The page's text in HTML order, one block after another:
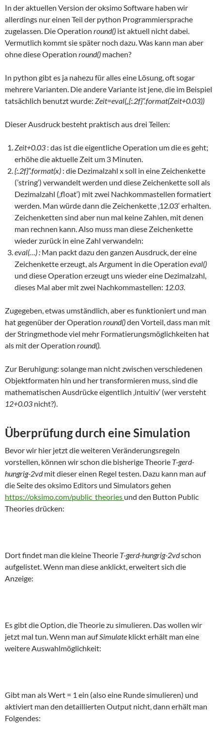
In der aktuellen Version der oksimo Software haben wir
allerdings nur einen Teil der python Programmiersprache
zugelassen. Die Operation round() ist aktuell nicht dabei.
Vermutlich kommt sie später noch dazu. Was kann man aber
ohne diese Operation round() machen?
In python gibt es ja nahezu für alles eine Lösung, oft sogar
mehrere Varianten. Die andere Variante ist jene, die im Beispiel
tatsächlich benutzt wurde: Zeit=eval(„{:.2f}“.format(Zeit+0.03))
Dieser Ausdruck besteht praktisch aus drei Teilen:
Zeit+0.03 : das ist die eigentliche Operation um die es geht;
erhöhe die aktuelle Zeit um 3 Minuten.
{:.2f}“.format(x) : die Dezimalzahl x soll in eine Zeichenkette
(’string‘) verwandelt werden und diese Zeichenkette soll als
Dezimalzahl (‚float‘) mit zwei Nachkommastellen formatiert
werden. Man würde dann die Zeichenkette ‚12.03‘ erhalten.
Zeichenketten sind aber nun mal keine Zahlen, mit denen
man rechnen kann. Also muss man diese Zeichenkette
wieder zurück in eine Zahl verwandeln:
eval(…) : Man packt dazu den ganzen Ausdruck, der eine
Zeichenkette erzeugt, als Argument in die Operation eval()
und diese Operation erzeugt uns wieder eine Dezimalzahl,
dieses Mal aber mit zwei Nachkommastellen: 12.03.
Zugegeben, etwas umständlich, aber es funktioniert und man
hat gegenüber der Operation round()den Vorteil, dass man mit
der Stringmethode viel mehr Formatierungsmöglichkeiten hat
als mit der Operation round().
Zur Beruhigung: solange man nicht zwischen verschiedenen
Objektformaten hin und her transformieren muss, sind die
mathematischen Ausdrücke eigentlich ‚intuitiv‘ (wer versteht
12+0.03 nicht?).
Überprüfung durch eine Simulation
Bevor wir hier jetzt die weiteren Veränderungsregeln
vorstellen, können wir schon die bisherige Theorie T-gerd-
hungrig-2vdmit dieser einen Regel testen. Dazu kann man auf
die Seite des oksimo Editors und Simulators gehen
https://oksimo.com/public_theories und den Button Public
Theories drücken:
Dort findet man die kleine Theorie T-gerd-hungrig-2vdschon
aufgelistet. Wenn man diese anklickt, erweitert sich die
Anzeige:
Es gibt die Option, die Theorie zu simulieren. Das wollen wir
jetzt mal tun. Wenn man aufSimulate klickt erhält man eine
weitere Auswahlmöglichkeit:
Gibt man als Wert = 1 ein (also eine Runde simulieren) und
aktiviert man den detaillierten Output nicht, dann erhält man
Folgendes: